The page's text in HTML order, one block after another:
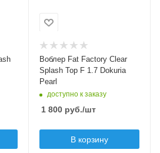
Длина приманки, мм
Вес приманки, гр
1.7
Плавучесть
floating (F)
Воблер Fat Factory Clear
Splash Top F 1.7 Dokuria
Pearl
доступно к заказу
1 800руб./шт
В корзину